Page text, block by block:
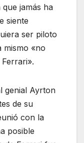
jamás ha
siente
ser piloto
mismo «no
genial Ayrton
de su
con la
posible